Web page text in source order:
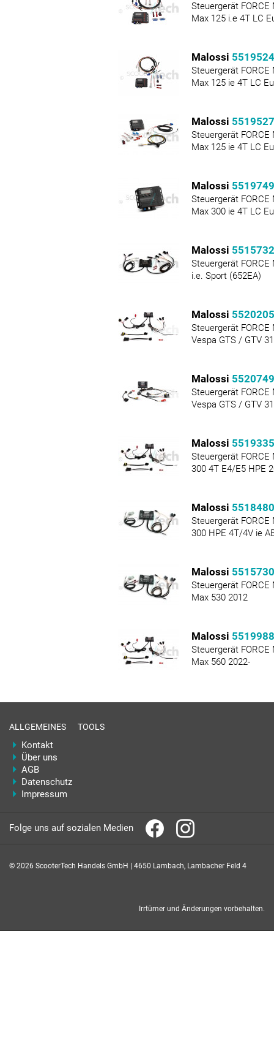
Steuergerät FORCE
Max 125 i.e 4T LC
Malossi 5519524
Steuergerät FORCE
Max 125 ie 4T LC
Malossi 5519527
Steuergerät FORCE
Max 125 ie 4T LC
Malossi 5519749
Steuergerät FORCE
Max 300 ie 4T LC
Malossi 5515732
Steuergerät FORCE
i.e. Sport (652EA)
Malossi 5520205
Steuergerät FORCE
Vespa GTS / GTV
Malossi 5520749
Steuergerät FORCE
Vespa GTS / GTV
Malossi 5519335
Steuergerät FORCE
300 4T E4/E5 HPE
Malossi 5518480
Steuergerät FORCE
300 HPE 4T/4V ie
Malossi 5515730
Steuergerät FORCE
Max 530 2012
Malossi 5519988
Steuergerät FORCE
Max 560 2022-
ALLGEMEINES
Kontakt
Über uns
AGB
Datenschutz
Impressum
TOOLS
Folge uns auf sozialen Medien
© 2026 ScooterTech Handels GmbH | 4650 Lambach, Lambacher Feld 4
Irrtümer und Änderungen vorbehalten.